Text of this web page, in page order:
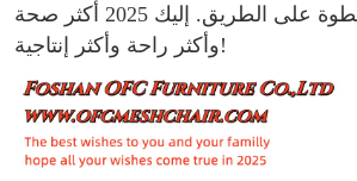
يدعمك في كل خطوة على الطريق. إليك 2025 أكثر صحة
وأكثر راحة وأكثر إنتاجية!